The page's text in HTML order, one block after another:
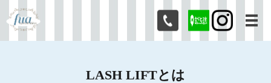
メ
LASH LIFTとは